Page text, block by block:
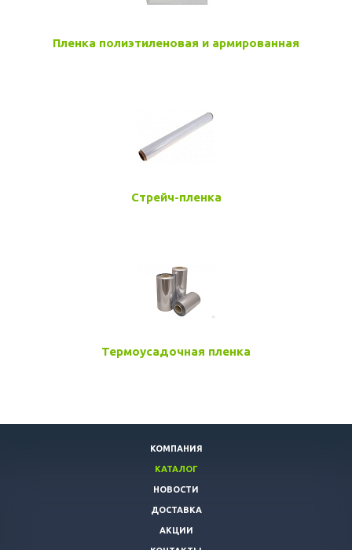
Пленка полиэтиленовая и армированная
Стрейч-пленка
Термоусадочная пленка
КОМПАНИЯ
КАТАЛОГ
НОВОСТИ
ДОСТАВКА
АКЦИИ